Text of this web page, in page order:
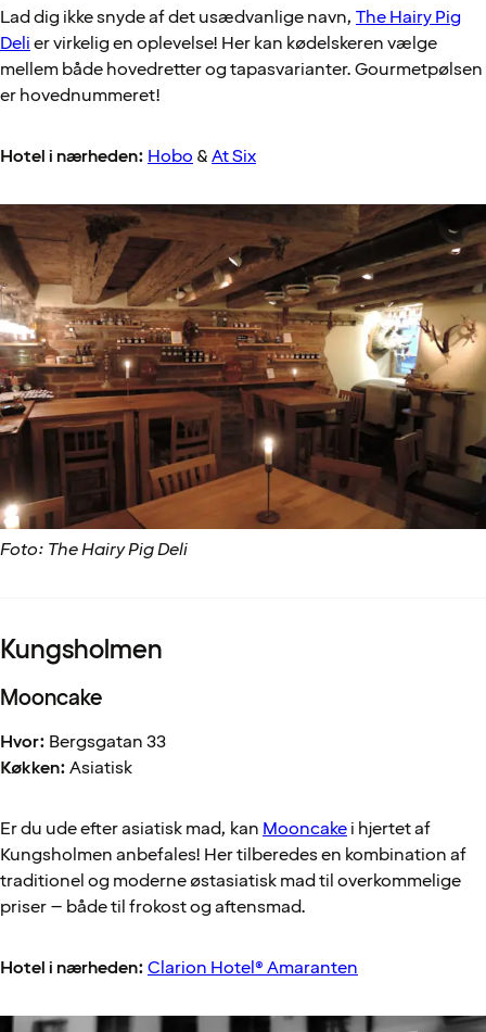
Lad dig ikke snyde af det usædvanlige navn, The Hairy Pig
Delier virkelig en oplevelse! Her kan kødelskeren vælge
mellem både hovedretter og tapasvarianter. Gourmetpølsen
er hovednummeret!
Hotel i nærheden: Hobo &At Six
Foto: The Hairy Pig Deli
Kungsholmen
Mooncake
Hvor: Bergsgatan 33
Køkken:Asiatisk
Er du ude efter asiatisk mad, kan Mooncakei hjertet af
Kungsholmen anbefales! Her tilberedes en kombination af
traditionel og moderne østasiatisk mad til overkommelige
priser – både til frokost og aftensmad.
Hotel i nærheden:Clarion Hotel® Amaranten